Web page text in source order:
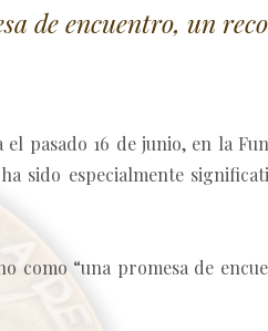
de encuentro, un
pasado 16 de junio, en la
sido especialmente
como “una promesa de